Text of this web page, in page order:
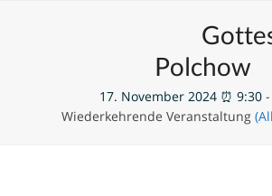
Polchow
17. November 2024 ⏰ 9:30-
Wiederkehrende Veranstaltung